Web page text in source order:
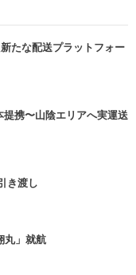
たな配送プラットフォー
携〜山陰エリアへ実運送
き渡し
丸」就航